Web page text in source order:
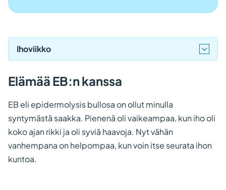
Ihoviikko
Elämää EB:n kanssa
EB eli epidermolysis bullosa on ollut minulla
syntymästä saakka. Pienenä oli vaikeampaa, kun iho oli
koko ajan rikki ja oli syviä haavoja. Nyt vähän
vanhempana on helpompaa, kun voin itse seurata ihon
kuntoa.